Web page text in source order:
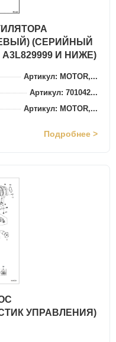
(СЕРИЙНЫЙ
И НИЖЕ)
Артикул: MOTOR,...
Артикул: 701042...
Артикул: MOTOR,...
Подробнее >
УПРАВЛЕНИЯ)